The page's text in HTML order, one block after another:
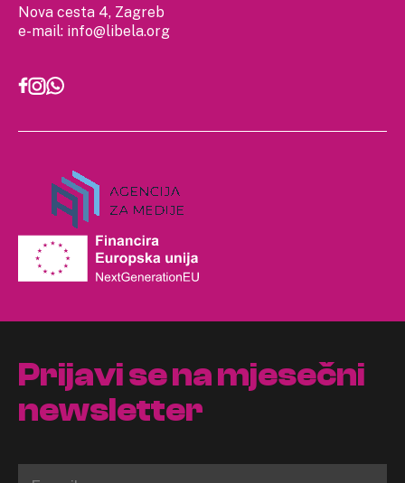
Nova cesta 4, Zagreb
e-mail: info@libela.org
Prijavi se na mjesečni
newsletter